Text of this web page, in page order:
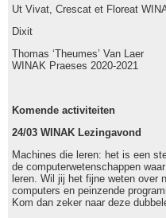
Ut Vivat, Crescat et Floreat
Dixit
Thomas ‘Theumes’ Van Laer
WINAK Praeses 2020-2021
Komende activiteiten
24/03 WINAK Lezingavond
Machines die leren: het is een
de computerwetenschappen
leren. Wil jij het fijne weten over
computers en peinzende
Kom dan zeker naar deze